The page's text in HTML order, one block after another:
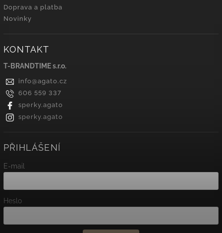
Doprava a platba
Novinky
KONTAKT
T-BRANDTIME s.r.o.
info@agato.cz
606 559 337
sperky.agato
sperky.agato
PŘIHLÁŠENÍ
E-mail
Heslo